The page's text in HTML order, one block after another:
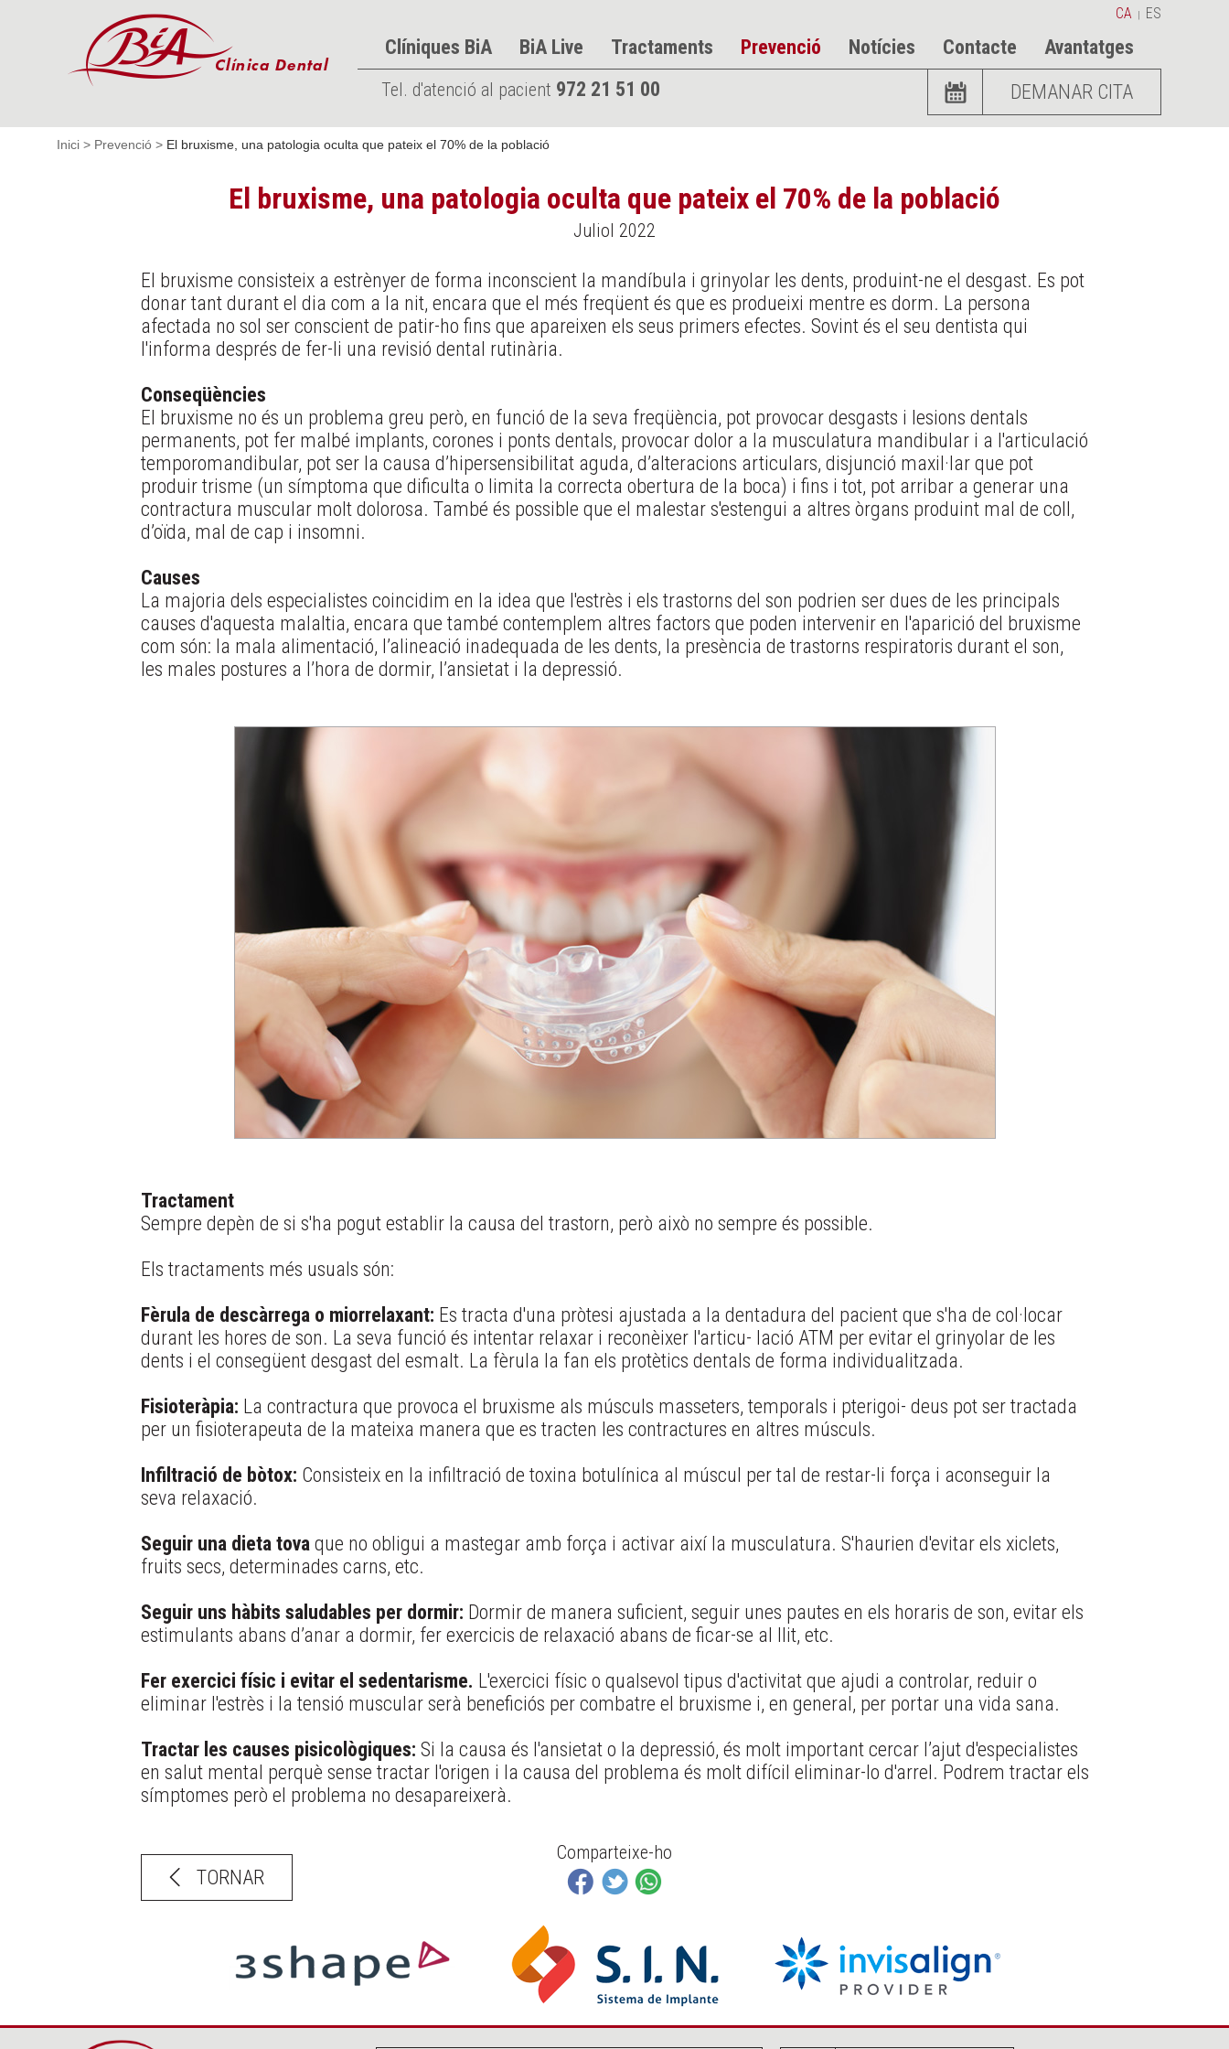
CA | ES
Clíniques BiA BiA Live Tractaments Prevenció Notícies Contacte Avantatges
Tel. d'atenció al pacient 972 21 51 00 DEMANAR CITA
Inici > Prevenció > El bruxisme, una patologia oculta que pateix el 70% de la població
El bruxisme, una patologia oculta que pateix el 70% de la població
Juliol 2022
El bruxisme consisteix a estrènyer de forma inconscient la mandíbula i grinyolar les dents, produint-ne el desgast. Es pot
donar tant durant el dia com a la nit, encara que el més freqüent és que es produeixi mentre es dorm. La persona
afectada no sol ser conscient de patir-ho fins que apareixen els seus primers efectes. Sovint és el seu dentista qui
l'informa després de fer-li una revisió dental rutinària.
Conseqüències
El bruxisme no és un problema greu però, en funció de la seva freqüència, pot provocar desgasts i lesions dentals
permanents, pot fer malbé implants, corones i ponts dentals, provocar dolor a la musculatura mandibular i a l'articulació
temporomandibular, pot ser la causa d’hipersensibilitat aguda, d’alteracions articulars, disjunció maxil·lar que pot
produir trisme (un símptoma que dificulta o limita la correcta obertura de la boca) i fins i tot, pot arribar a generar una
contractura muscular molt dolorosa. També és possible que el malestar s'estengui a altres òrgans produint mal de coll,
d’oïda, mal de cap i insomni.
Causes
La majoria dels especialistes coincidim en la idea que l'estrès i els trastorns del son podrien ser dues de les principals
causes d'aquesta malaltia, encara que també contemplem altres factors que poden intervenir en l'aparició del bruxisme
com són: la mala alimentació, l’alineació inadequada de les dents, la presència de trastorns respiratoris durant el son,
les males postures a l’hora de dormir, l’ansietat i la depressió.
Tractament
Sempre depèn de si s'ha pogut establir la causa del trastorn, però això no sempre és possible.
Els tractaments més usuals són:
Fèrula de descàrrega o miorrelaxant: Es tracta d'una pròtesi ajustada a la dentadura del pacient que s'ha de col·locar
durant les hores de son. La seva funció és intentar relaxar i reconèixer l'articu- lació ATM per evitar el grinyolar de les
dents i el consegüent desgast del esmalt. La fèrula la fan els protètics dentals de forma individualitzada.
Fisioteràpia: La contractura que provoca el bruxisme als músculs masseters, temporals i pterigoi- deus pot ser tractada
per un fisioterapeuta de la mateixa manera que es tracten les contractures en altres músculs.
Infiltració de bòtox: Consisteix en la infiltració de toxina botulínica al múscul per tal de restar-li força i aconseguir la
seva relaxació.
Seguir una dieta tovaque no obligui a mastegar amb força i activar així la musculatura. S'haurien d'evitar els xiclets,
fruits secs, determinades carns, etc.
Seguir uns hàbits saludables per dormir: Dormir de manera suficient, seguir unes pautes en els horaris de son, evitar els
estimulants abans d’anar a dormir, fer exercicis de relaxació abans de ficar-se al llit, etc.
Fer exercici físic i evitar el sedentarisme. L'exercici físic o qualsevol tipus d'activitat que ajudi a controlar, reduir o
eliminar l'estrès i la tensió muscular serà beneficiós per combatre el bruxisme i, en general, per portar una vida sana.
Tractar les causes pisicològiques: Si la causa és l'ansietat o la depressió, és molt important cercar l’ajut d'especialistes
en salut mental perquè sense tractar l'origen i la causa del problema és molt difícil eliminar-lo d'arrel. Podrem tractar els
símptomes però el problema no desapareixerà.
TORNAR
Comparteixe-ho